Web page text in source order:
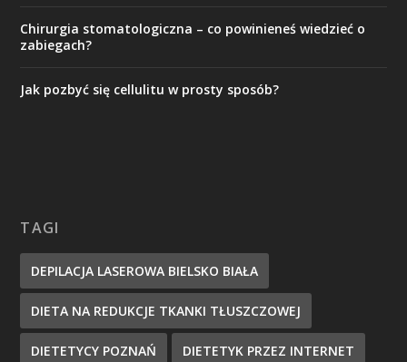
Chirurgia stomatologiczna – co powinieneś wiedzieć o
zabiegach?
Jak pozbyć się cellulitu w prosty sposób?
TAGI
DEPILACJA LASEROWA BIELSKO BIAŁA
DIETA NA REDUKCJE TKANKI TŁUSZCZOWEJ
DIETETYCY POZNAŃ DIETETYK PRZEZ INTERNET